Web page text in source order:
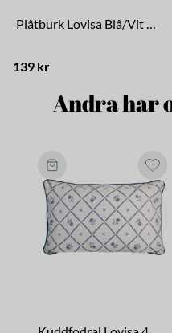
Plåtburk Lovisa Blå/Vit Liten
139 kr
Andra har